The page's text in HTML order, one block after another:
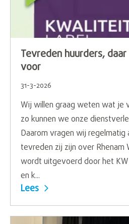
Tevreden huurders,
voor
31-3-2026
Wij willen graag weten wat je
zo kunnen we onze
Daarom vragen wij regelmatig
tevreden zij zijn over Rhenam
wordt uitgevoerd door het
en k...
Lees